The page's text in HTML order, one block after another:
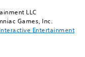
LLC
Games, Inc.
Entertainment